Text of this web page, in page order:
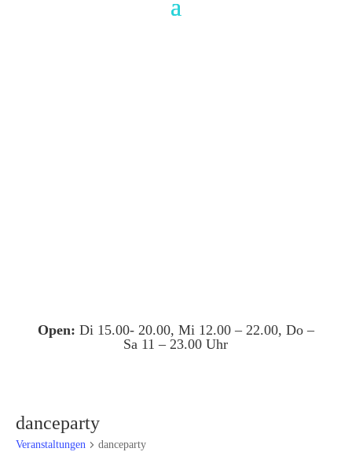
Open: Di 15.00- 20.00, Mi 12.00 – 22.00, Do –
Sa 11 – 23.00 Uhr
danceparty
Veranstaltungen danceparty